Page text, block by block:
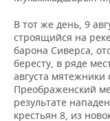
В тот же день, 9
строящийся на
барона Сиверса,
бересту, в ряде
августа
Преображенский
результате
крестьян 8, из